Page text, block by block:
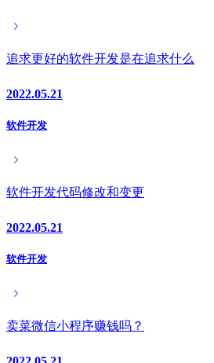
追求更好的软件开发是在追求什么
2022.05.21
软件开发
软件开发代码修改和变更
2022.05.21
软件开发
卖菜微信小程序赚钱吗？